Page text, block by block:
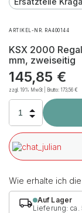
ARTIKEL-NR. RA400144
KSX 2000
mm, zweiseitig
145,85 €
zzgl. 19% MwSt | Brutto:173,56€
Wie erhalte ich
Auf Lager
Lieferung: ca.